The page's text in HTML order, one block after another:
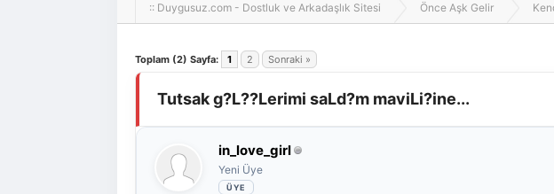
oldukça kolay ve zahmetsizdir.
:: Duygusuz.com - Dostluk ve Arkadaşlık Sitesi Önce Aşk Gelir
Toplam (2) Sayfa: 1 2 Sonraki »
Derecelendirme: 0/5 - 0 oy
Tutsak g?L??Lerimi saLd?m maviLi?ine...
in_love_girl
Yeni Üye